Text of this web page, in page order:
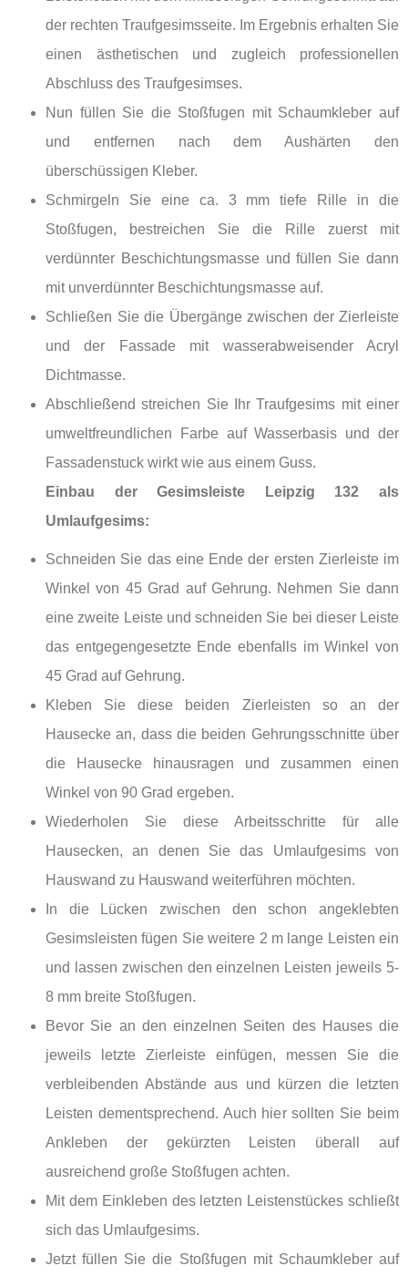
der rechten Traufgesimsseite. Im Ergebnis erhalten Sie
einen ästhetischen und zugleich professionellen
Abschluss des Traufgesimses.
Nun füllen Sie die Stoßfugen mit Schaumkleber auf
und entfernen nach dem Aushärten den
überschüssigen Kleber.
Schmirgeln Sie eine ca. 3 mm tiefe Rille in die
Stoßfugen, bestreichen Sie die Rille zuerst mit
verdünnter Beschichtungsmasse und füllen Sie dann
mit unverdünnter Beschichtungsmasse auf.
Schließen Sie die Übergänge zwischen der Zierleiste
und der Fassade mit wasserabweisender Acryl
Dichtmasse.
Abschließend streichen Sie Ihr Traufgesims mit einer
umweltfreundlichen Farbe auf Wasserbasis und der
Fassadenstuck wirkt wie aus einem Guss.
Einbau der Gesimsleiste Leipzig 132 als
Umlaufgesims:
Schneiden Sie das eine Ende der ersten Zierleiste im
Winkel von 45 Grad auf Gehrung. Nehmen Sie dann
eine zweite Leiste und schneiden Sie bei dieser Leiste
das entgegengesetzte Ende ebenfalls im Winkel von
45 Grad auf Gehrung.
Kleben Sie diese beiden Zierleisten so an der
Hausecke an, dass die beiden Gehrungsschnitte über
die Hausecke hinausragen und zusammen einen
Winkel von 90 Grad ergeben.
Wiederholen Sie diese Arbeitsschritte für alle
Hausecken, an denen Sie das Umlaufgesims von
Hauswand zu Hauswand weiterführen möchten.
In die Lücken zwischen den schon angeklebten
Gesimsleisten fügen Sie weitere 2 m lange Leisten ein
und lassen zwischen den einzelnen Leisten jeweils 5-
8 mm breite Stoßfugen.
Bevor Sie an den einzelnen Seiten des Hauses die
jeweils letzte Zierleiste einfügen, messen Sie die
verbleibenden Abstände aus und kürzen die letzten
Leisten dementsprechend. Auch hier sollten Sie beim
Ankleben der gekürzten Leisten überall auf
ausreichend große Stoßfugen achten.
Mit dem Einkleben des letzten Leistenstückes schließt
sich das Umlaufgesims.
Jetzt füllen Sie die Stoßfugen mit Schaumkleber auf